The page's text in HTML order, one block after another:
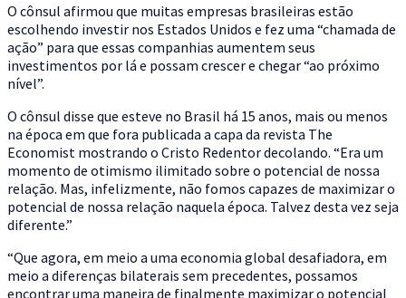
O cônsul afirmou que muitas empresas brasileiras estão
escolhendo investir nos Estados Unidos e fez uma “chamada de
ação” para que essas companhias aumentem seus
investimentos por lá e possam crescer e chegar “ao próximo
nível”.
O cônsul disse que esteve no Brasil há 15 anos, mais ou menos
na época em que fora publicada a capa da revista The
Economist mostrando o Cristo Redentor decolando. “Era um
momento de otimismo ilimitado sobre o potencial de nossa
relação. Mas, infelizmente, não fomos capazes de maximizar o
potencial de nossa relação naquela época. Talvez desta vez seja
diferente.”
“Que agora, em meio a uma economia global desafiadora, em
meio a diferenças bilaterais sem precedentes, possamos
encontrar uma maneira de finalmente maximizar o potencial